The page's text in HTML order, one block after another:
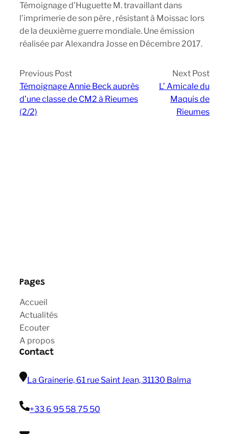
Témoignage d’Huguette M. travaillant dans
l’imprimerie de son père , résistant à Moissac lors
de la deuxième guerre mondiale. Une émission
réalisée par Alexandra Josse en Décembre 2017.
Previous Post
Témoignage Annie Beck auprès
d’une classe de CM2 à Rieumes
(2/2)
Next Post
L’ Amicale du
Maquis de
Rieumes
Pages
Accueil
Actualités
Ecouter
A propos
Contact
La Grainerie, 61 rue Saint Jean, 31130 Balma
+33 6 95 58 75 50